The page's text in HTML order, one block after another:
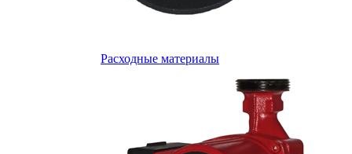
Расходные материалы